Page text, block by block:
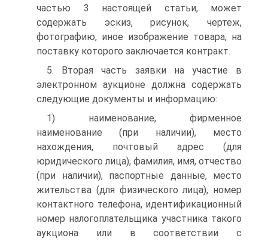
частью 3 настоящей статьи, может
содержать эскиз, рисунок, чертеж,
фотографию, иное изображение товара, на
поставку которого заключается контракт.
5. Вторая часть заявки на участие в
электронном аукционе должна содержать
следующие документы и информацию:
1) наименование, фирменное
наименование (при наличии), место
нахождения, почтовый адрес (для
юридического лица), фамилия, имя, отчество
(при наличии), паспортные данные, место
жительства (для физического лица), номер
контактного телефона, идентификационный
номер налогоплательщика участника такого
аукциона или в соответствии с